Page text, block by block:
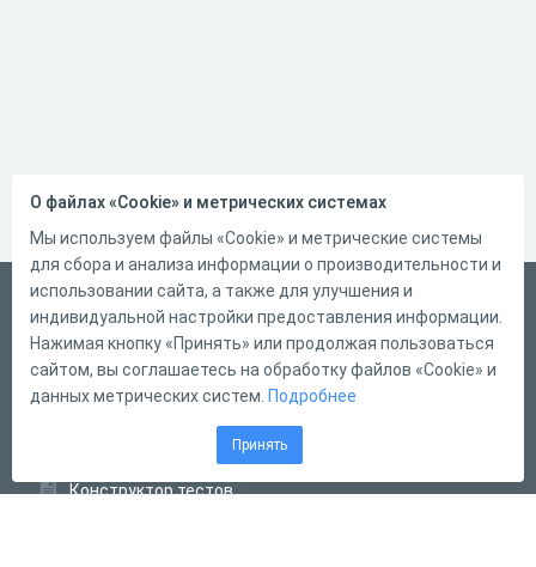
Русский
Справка
Форма обратной связи
Конструктор тестов
О файлах «Cookie» и метрических системах
Мы используем файлы «Cookie» и метрические системы
для сбора и анализа информации о производительности и
использовании сайта, а также для улучшения и
индивидуальной настройки предоставления информации.
Нажимая кнопку «Принять» или продолжая пользоваться
сайтом, вы соглашаетесь на обработку файлов «Cookie» и
данных метрических систем. Подробнее
Принять